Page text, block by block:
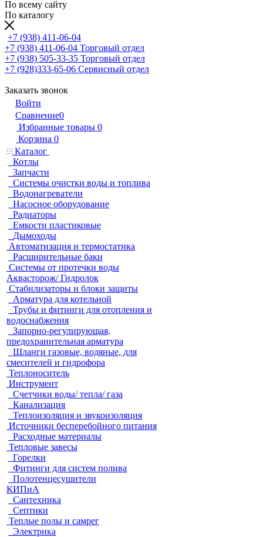
По всему сайту
По каталогу
+7 (938) 411-06-04
+7 (938) 411-06-04 Торговый отдел
+7 (938) 505-33-35 Торговый отдел
+7 (928)333-65-06 Сервисный отдел
Заказать звонок
Войти
Сравнение0
Избранные товары 0
Корзина 0
Каталог
Котлы
Запчасти
Системы очистки воды и топлива
Водонагреватели
Насосное оборудование
Радиаторы
Емкости пластиковые
Дымоходы
Автоматизация и термостатика
Расширительные баки
Системы от протечки воды
Аквасторож/ Гидролок
Стабилизаторы и блоки защиты
Арматура для котельной
Трубы и фитинги для отопления и
водоснабжения
Запорно-регулирующая,
предохранительная арматура
Шланги газовые, водяные, для
смесителей и гидрофора
Теплоноситель
Инструмент
Счетчики воды/ тепла/ газа
Канализация
Теплоизоляция и звукоизоляция
Источники бесперебойного питания
Расходные материалы
Тепловые завесы
Горелки
Фитинги для систем полива
Полотенцесушители
КИПиА
Сантехника
Септики
Теплые полы и самрег
Электрика